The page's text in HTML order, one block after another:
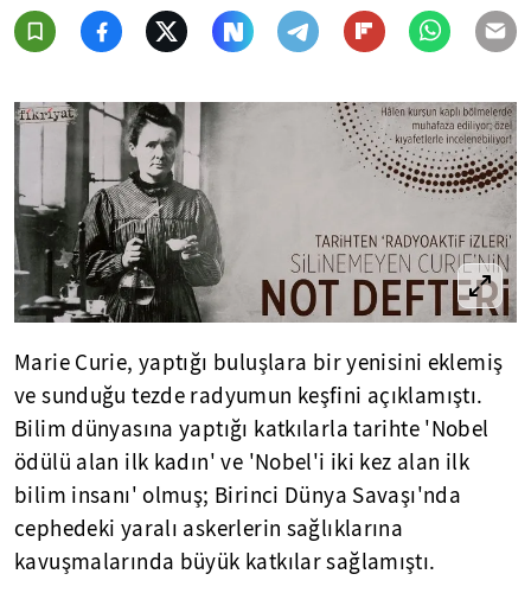
Marie Curie, yaptığı buluşlara bir yenisini eklemiş
ve sunduğu tezde radyumun keşfini açıklamıştı.
Bilim dünyasına yaptığı katkılarla tarihte 'Nobel
ödülü alan ilk kadın' ve 'Nobel'i iki kez alan ilk
bilim insanı' olmuş; Birinci Dünya Savaşı'nda
cephedeki yaralı askerlerin sağlıklarına
kavuşmalarında büyük katkılar sağlamıştı.